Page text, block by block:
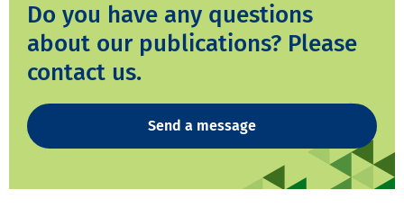
Do you have any questions
about our publications? Please
contact us.
Send a message